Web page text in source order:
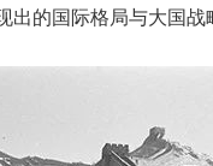
出的国际格局与大国战